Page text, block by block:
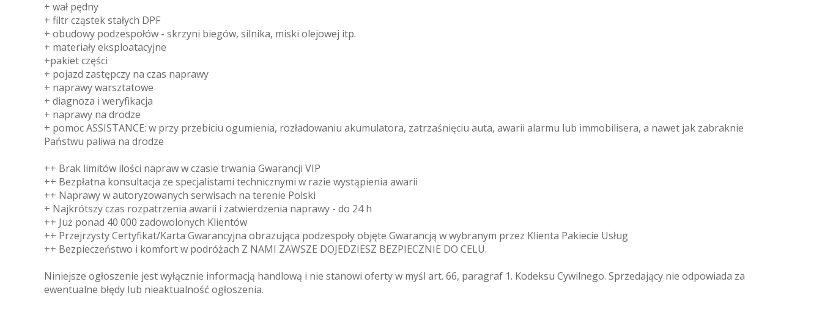
+ wał pędny
+ filtr cząstek stałych DPF
+ obudowy podzespołów - skrzyni biegów, silnika, miski olejowej itp.
+ materiały eksploatacyjne
+pakiet części
+ pojazd zastępczy na czas naprawy
+ naprawy warsztatowe
+ diagnoza i weryfikacja
+ naprawy na drodze
+ pomoc ASSISTANCE: w przy przebiciu ogumienia, rozładowaniu akumulatora, zatrzaśnięciu auta, awarii alarmu lub immobilisera, a nawet jak zabraknie
Państwu paliwa na drodze
++ Brak limitów ilości napraw w czasie trwania Gwarancji VIP
++ Bezpłatna konsultacja ze specjalistami technicznymi w razie wystąpienia awarii
++ Naprawy w autoryzowanych serwisach na terenie Polski
+ Najkrótszy czas rozpatrzenia awarii i zatwierdzenia naprawy - do 24 h
++ Już ponad 40 000 zadowolonych Klientów
++ Przejrzysty Certyfikat/Karta Gwarancyjna obrazująca podzespoły objęte Gwarancją w wybranym przez Klienta Pakiecie Usług
++ Bezpieczeństwo i komfort w podróżach Z NAMI ZAWSZE DOJEDZIESZ BEZPIECZNIE DO CELU.
Niniejsze ogłoszenie jest wyłącznie informacją handlową i nie stanowi oferty w myśl art. 66, paragraf 1. Kodeksu Cywilnego. Sprzedający nie odpowiada za
ewentualne błędy lub nieaktualność ogłoszenia.